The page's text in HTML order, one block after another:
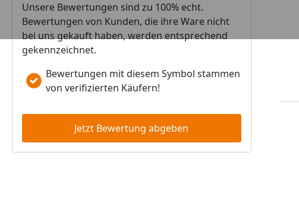
Unsere Bewertungen sind zu 100% echt.
Bewertungen von Kunden, die ihre Ware nicht
bei uns gekauft haben, werden entsprechend
gekennzeichnet.
Bewertungen mit diesem Symbol stammen
von verifizierten Käufern!
Jetzt Bewertung abgeben